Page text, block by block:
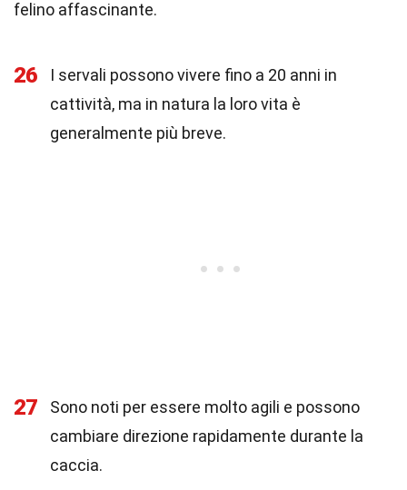
felino affascinante.
26
I servali possono vivere fino a 20 anni in
cattività, ma in natura la loro vita è
generalmente più breve.
27
Sono noti per essere molto agili e possono
cambiare direzione rapidamente durante la
caccia.